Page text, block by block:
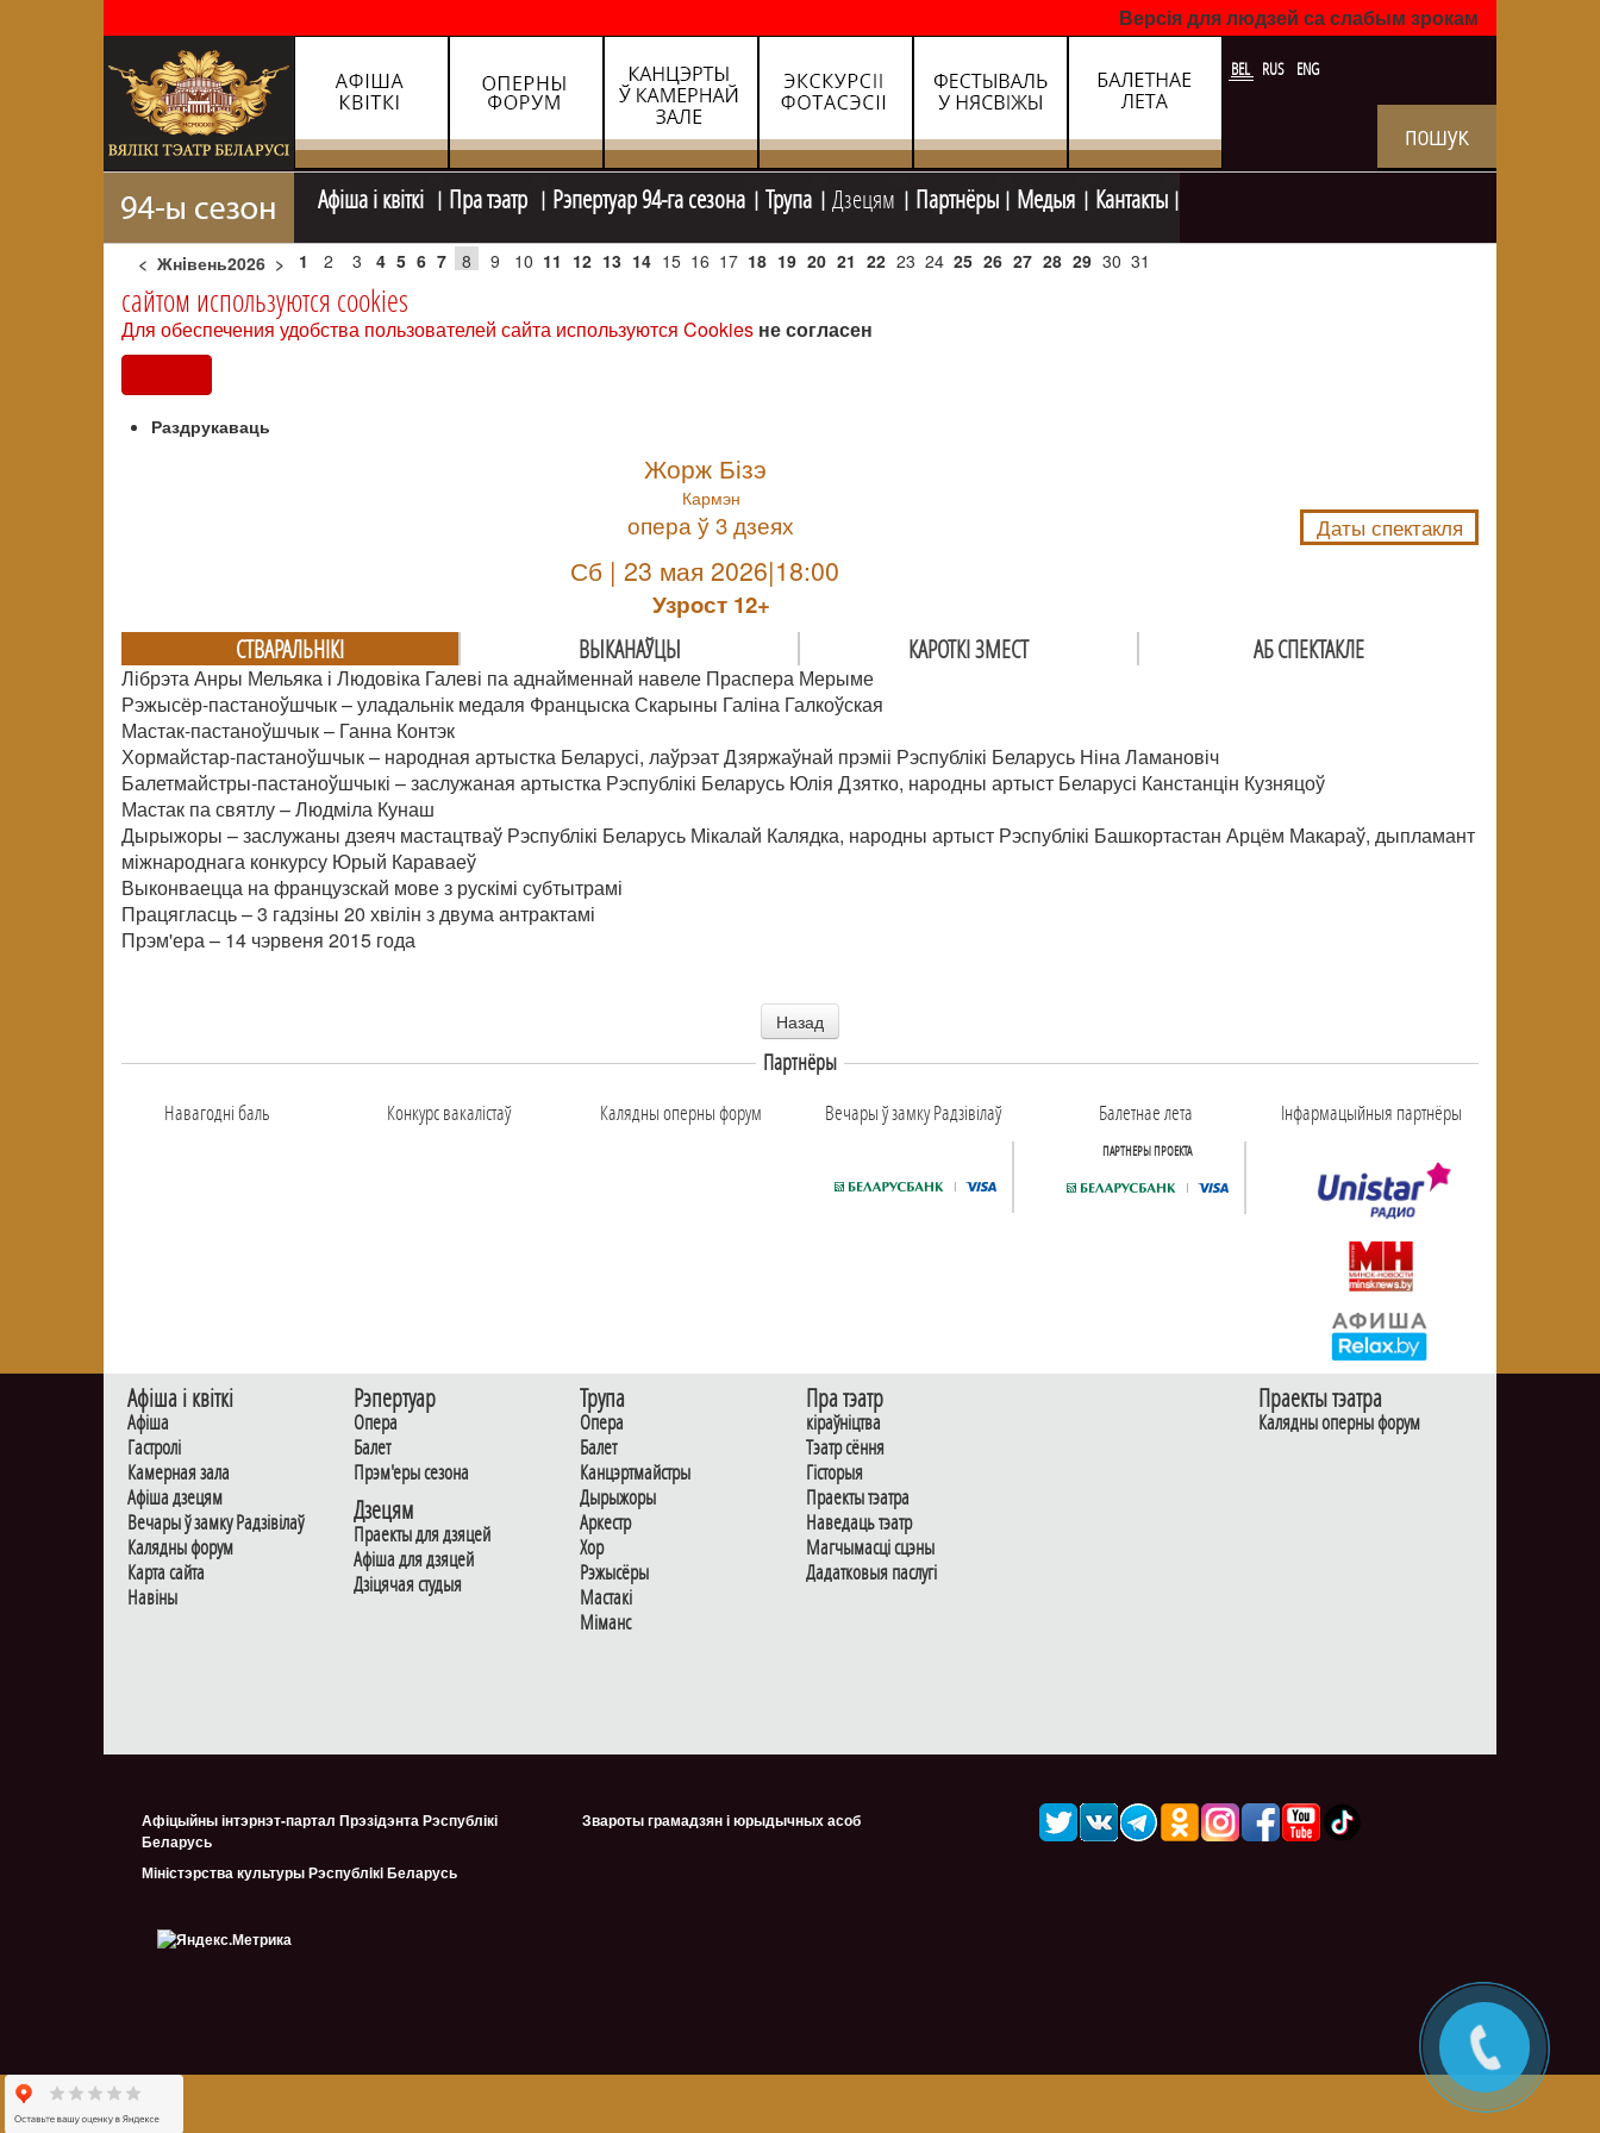
Версія для людзей са слабым зрокам
BEL RUS ENG
Афiша i квiткi Пра тэатр Рэпертуар 94-га сезона Трупа Дзецям Партнёры Медыя Кантакты
< Жнiвень2026 > 1 2 3 4 5 6 7 8 9 10 11 12 13 14 15 16 17 18 19 20 21 22 23 24 25 26 27 28 29 30 31
сайтом используются cookies
Для обеспечения удобства пользователей сайта используются Cookies не согласен
Раздрукаваць
Жорж Бізэ
Кармэн
опера ў 3 дзеях
Сб | 23 мая 2026|18:00
Узрoст 12+
Даты спектакля
СТВАРАЛЬНIКI ВЫКАНАЎЦЫ КАРОТКІ ЗМЕСТ АБ СПЕКТАКЛЕ
Лібрэта Анры Мельяка і Людовіка Галеві па аднайменнай навеле Праспера Мерыме
Рэжысёр-пастаноўшчык – уладальнік медаля Францыска Скарыны Галіна Галкоўская
Мастак-пастаноўшчык – Ганна Контэк
Хормайстар-пастаноўшчык – народная артыстка Беларусі, лаўрэат Дзяржаўнай прэміі Рэспублікі Беларусь Ніна Ламановіч
Балетмайстры-пастаноўшчыкі – заслужаная артыстка Рэспублікі Беларусь Юлія Дзятко, народны артыст Беларусі Канстанцін Кузняцоў
Мастак па святлу – Людміла Кунаш
Дырыжоры – заслужаны дзеяч мастацтваў Рэспублікі Беларусь Мікалай Калядка, народны артыст Рэспублікі Башкортастан Арцём Макараў, дыпламант
міжнароднага конкурсу Юрый Караваеў
Выконваецца на французскай мове з рускімі субтытрамі
Працягласць – 3 гадзіны 20 хвілін з двума антрактамі
Прэм'ера – 14 чэрвеня 2015 года
Назад
Партнёры
Навагоднi баль
Конкурс вакалiстаў Калядны оперны форум Вечары ў замку Радзiвiлаў Балетнае лета
ПАРТНЕРЫ ПРОЕКТА
Інфармацыйныя партнёры
Афiша i квiткi
Афiша
Гастролi
Камерная зала
Афiша дзецям
Вечары ў замку Радзiвiлаў
Калядны форум
Карта сайта
Навiны
Рэпертуар
Опера
Балет
Прэм'еры сезона
Дзецям
Праекты для дзяцей
Афiша для дзяцей
Дзiцячая студыя
Трупа
Опера
Балет
Канцэртмайстры
Дырыжоры
Аркестр
Хор
Рэжысёры
Мастакі
Мiманс
Пра тэатр
кіраўніцтва
Тэатр сёння
Гiсторыя
Праекты тэатра
Наведаць тэатр
Магчымасцi сцэны
Дадаткoвыя паслугi
Праекты тэатра
Калядны оперны форум
Афіцыйны інтэрнэт-партал Прэзідэнта Рэспублікі
Беларусь
Міністэрства культуры Рэспублiкi Беларусь
Звароты грамадзян і юрыдычных асоб